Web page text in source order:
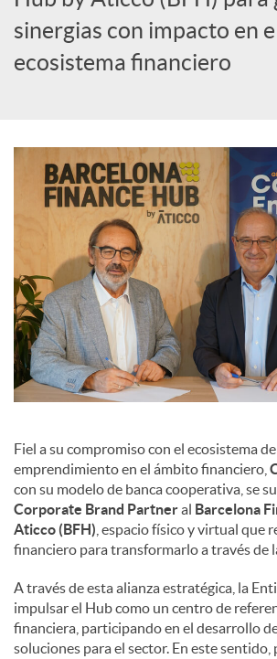
a
s
sinergias con impacto en
ecosistema financiero
Fiel a su compromiso con el ecosistema
emprendimiento en el ámbito financiero,
con su modelo de banca cooperativa, se
Corporate Brand Partneral Barcelona
Aticco (BFH) , espacio físico y virtual que
financiero para transformarlo a través de
A través de esta alianza estratégica, la
impulsar el Hub como un centro de
financiera, participando en el desarrollo
soluciones para el sector. En este